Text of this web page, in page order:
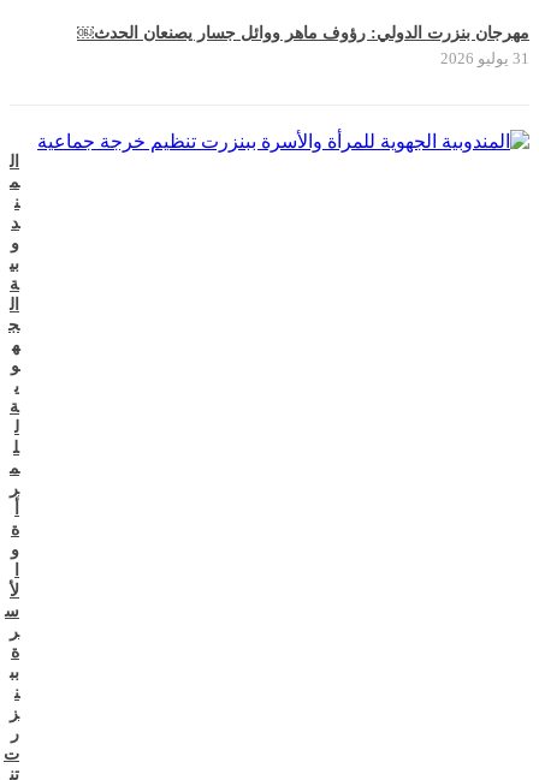
مهرجان بنزرت الدولي: رؤوف ماهر ووائل جسار يصنعان الحدث￼
31 يوليو 2026
ال
م
ن
د
و
بي
ة
ال
ج
ه
و
ي
ة
ل
ل
م
ر
ة
و
لأ
س
ر
ة
بب
ن
ز
ر
ت
تن